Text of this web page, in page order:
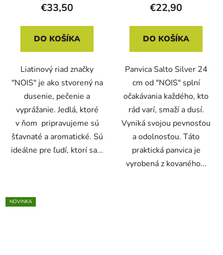
€33,50
DO KOŠÍKA
Liatinový riad značky
"NOIS" je ako stvorený na
dusenie, pečenie a
vyprážanie. Jedlá, ktoré
v ňom pripravujeme sú
šťavnaté a aromatické. Sú
ideálne pre ľudí, ktorí sa...
€22,90
DO KOŠÍKA
Panvica Salto Silver 24
cm od "NOIS" splní
očakávania každého, kto
rád varí, smaží a dusí.
Vyniká svojou pevnosťou
a odolnosťou. Táto
praktická panvica je
vyrobená z kovaného...
NOVINKA